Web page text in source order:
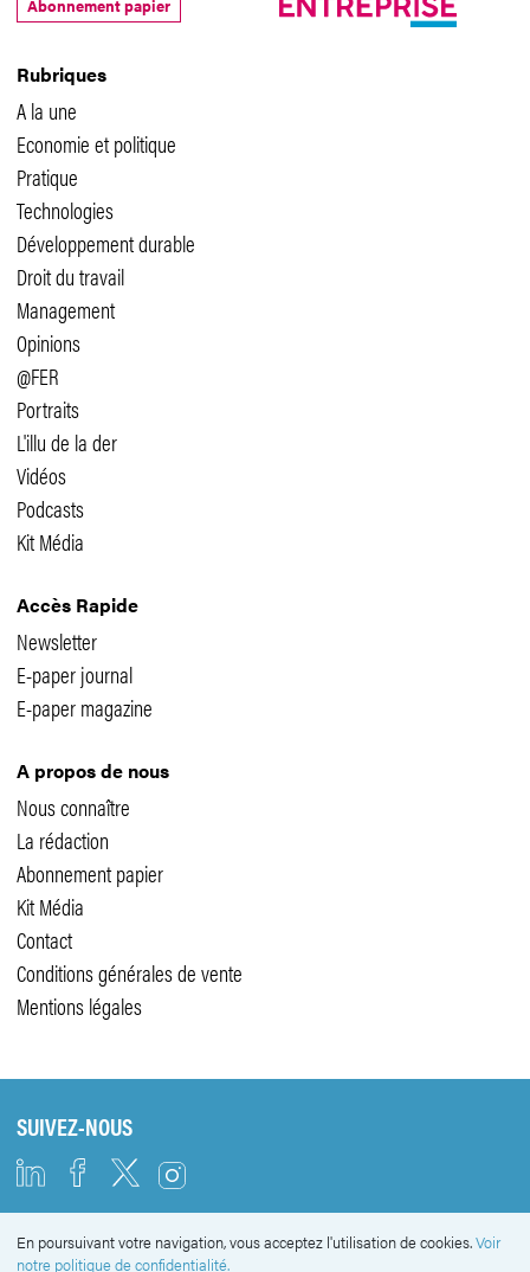
Rubriques
A la une
Economie et politique
Pratique
Technologies
Développement durable
Droit du travail
Management
Opinions
@FER
Portraits
L'illu de la der
Vidéos
Podcasts
Kit Média
Accès Rapide
Newsletter
E-paper journal
E-paper magazine
A propos de nous
Nous connaître
La rédaction
Abonnement papier
Kit Média
Contact
Conditions générales de vente
Mentions légales
Abonnement papier
SUIVEZ-NOUS
NEWSLETTER
En poursuivant votre navigation, vous acceptez l'utilisation de cookies.Voir
notre politique de confidentialité.